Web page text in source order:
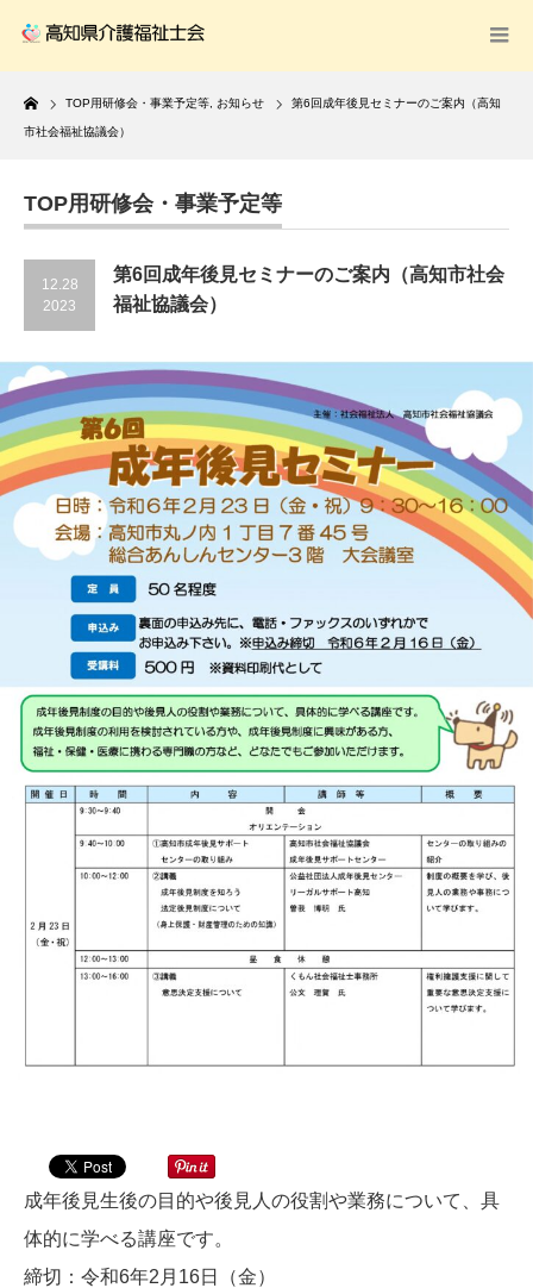
Home
TOP用研修会・事業予定等 お知らせ 第6回成年後見セミナーのご案内（高知
市社会福祉協議会）
TOP用研修会・事業予定等
12.28
2023
第6回成年後見セミナーのご案内（高知市社会
福祉協議会）
成年後見生後の目的や後見人の役割や業務について、具
体的に学べる講座です。
締切：令和6年2月16日（金）